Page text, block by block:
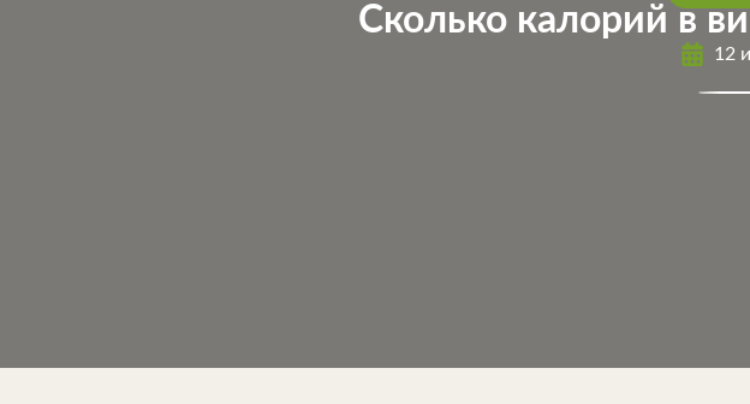
Сколько калорий в
12